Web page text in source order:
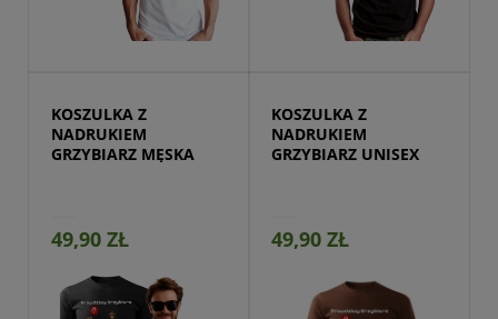
Przejdź do produktu
KOSZULKA Z
NADRUKIEM
GRZYBIARZ MĘSKA
49,90 ZŁ
KOSZULKA Z
NADRUKIEM
GRZYBIARZ UNISEX
49,90 ZŁ